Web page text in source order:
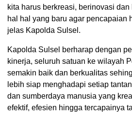
kita harus berkreasi, berinovasi
hal hal yang baru agar pencapaian
jelas Kapolda Sulsel.
Kapolda Sulsel berharap dengan
kinerja, seluruh satuan ke wilayah
semakin baik dan berkualitas
lebih siap menghadapi setiap
dan sumberdaya manusia yang
efektif, efesien hingga tercapainya